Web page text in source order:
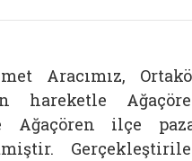
Aracımız,
hareketle
Ağaçören ilçe